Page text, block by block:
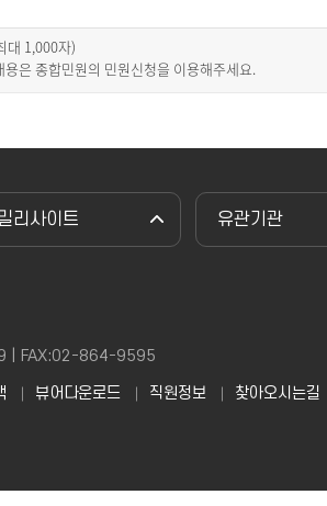
대 1,000자)
은 종합민원의 민원신청을 이용해주세요.
리사이트 유관기관
| FAX:02-864-9595
뷰어다운로드 직원정보 찾아오시는길